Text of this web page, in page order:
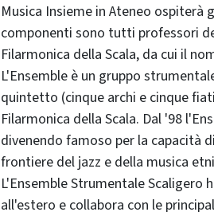
Musica Insieme in Ateneo ospiterà
componenti sono tutti professori
Filarmonica della Scala, da cui il
L'Ensemble è un gruppo
quintetto (cinque archi e cinque
Filarmonica della Scala. Dal '98
divenendo famoso per la capacità
frontiere del jazz e della musica
L'Ensemble Strumentale
all'estero e collabora con le